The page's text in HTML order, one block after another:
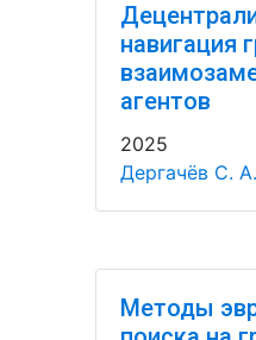
навигация
агентов
2025
Дергачёв С. А.
Методы